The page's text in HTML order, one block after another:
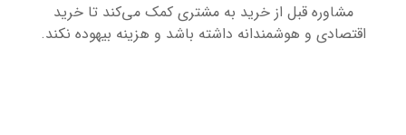
مشاوره قبل از خرید به مشتری کمک می‌کند تا خرید
اقتصادی و هوشمندانه داشته باشد و هزینه بیهوده نکند.